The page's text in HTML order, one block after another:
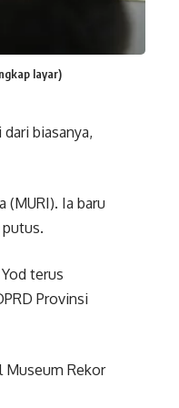
layar)
biasanya,
(MURI). Ia baru
terus
Provinsi
Museum Rekor